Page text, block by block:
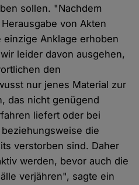
sollen. "Nachdem
von Akten
Anklage erhoben
leider davon ausgehen,
den
nur jenes Material zur
das nicht genügend
liefert oder bei
die
verstorben sind. Daher
werden, bevor auch die
verjähren", sagte ein